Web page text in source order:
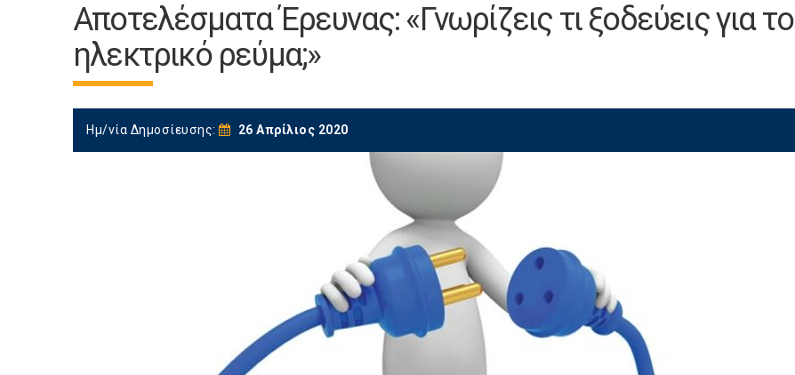
Αποτελέσματα Έρευνας: «Γνωρίζεις τι ξοδεύεις για το
ηλεκτρικό ρεύμα;»
Ημ/νία Δημοσίευσης: 26 Απρίλιος 2020